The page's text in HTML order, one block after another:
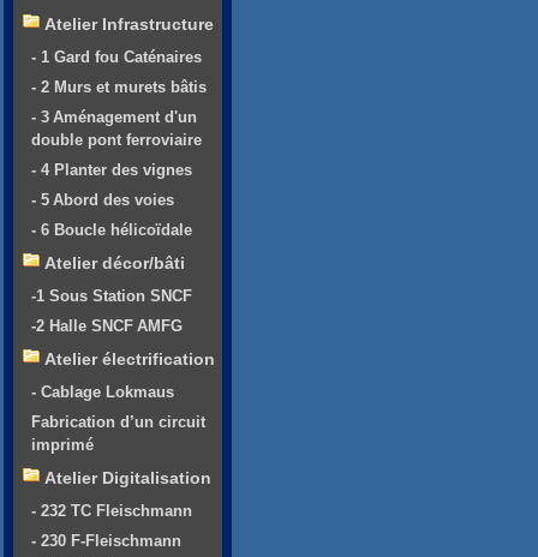
Atelier Infrastructure
- 1 Gard fou Caténaires
- 2 Murs et murets bâtis
- 3 Aménagement d'un
double pont ferroviaire
- 4 Planter des vignes
- 5 Abord des voies
- 6 Boucle hélicoïdale
Atelier décor/bâti
-1 Sous Station SNCF
-2 Halle SNCF AMFG
Atelier électrification
- Cablage Lokmaus
Fabrication d’un circuit
imprimé
Atelier Digitalisation
- 232 TC Fleischmann
- 230 F-Fleischmann